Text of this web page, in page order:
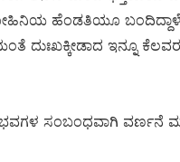
ಹೆಂಡತಿಯೂ
ದುಃಖಕ್ಕೀಡಾದ ಇನ್ನೂ
ಸಂಬಂಧವಾಗಿ ವರ್ಣನೆ